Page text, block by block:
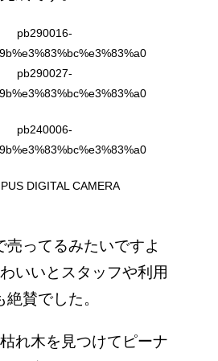
売ってるみたいですよ
いいとスタッフや利用
絶賛でした。
れ木を見つけてピーナ